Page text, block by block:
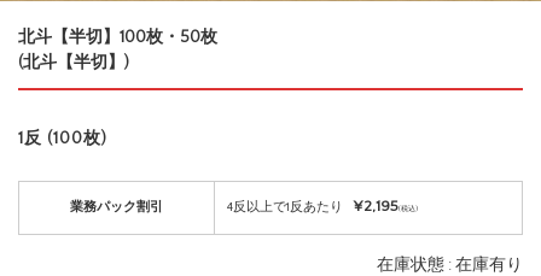
北斗【半切】100枚・50枚
(北斗【半切】)
1反 (100枚)
業務パック割引 4反以上で1反あたり ¥2,195(税込)
在庫状態 : 在庫有り